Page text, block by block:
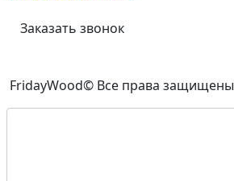
Заказать звонок
FridayWood© Все права защищены